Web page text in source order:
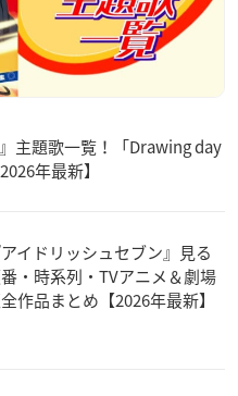
主題歌一覧！「Drawing day
年最新】
アイドリッシュセブン』見る
・時系列・TVアニメ＆劇場
作品まとめ【2026年最新】